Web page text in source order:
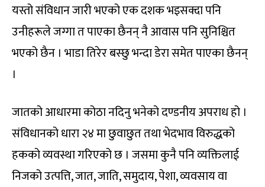
यस्तो संविधान जारी भएको एक दशक भइसक्दा पनि
उनीहरूले जग्गा त पाएका छैनन् नै आवास पनि सुनिश्चित
भएको छैन । भाडा तिरेर बस्छु भन्दा डेरा समेत पाएका छैनन्
।
जातको आधारमा कोठा नदिनु भनेको दण्डनीय अपराध हो ।
संविधानको धारा २४ मा छुवाछुत तथा भेदभाव विरुद्धको
हकको व्यवस्था गरिएको छ । जसमा कुनै पनि व्यक्तिलाई
निजको उत्पत्ति, जात, जाति, समुदाय, पेशा, व्यवसाय वा